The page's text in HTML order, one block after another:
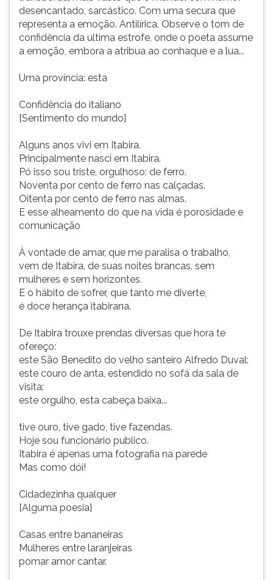
desencantado, sarcástico. Com uma secura que
representa a emoção. Antilírica. Observe o tom de
confidência da ultima estrofe, onde o poeta assume
a emoção, embora a atribua ao conhaque e a lua...
Uma província: esta
Confidência do italiano
[Sentimento do mundo]
Alguns anos vivi em Itabira.
Principalmente nasci em Itabira.
Pó isso sou triste, orgulhoso: de ferro.
Noventa por cento de ferro nas calçadas.
Oitenta por cento de ferro nas almas.
E esse alheamento do que na vida é porosidade e
comunicação
À vontade de amar, que me paralisa o trabalho,
vem de Itabira, de suas noites brancas, sem
mulheres e sem horizontes.
E o hábito de sofrer, que tanto me diverte,
é doce herança itabirana.
De Itabira trouxe prendas diversas que hora te
ofereço:
este São Benedito do velho santeiro Alfredo Duval:
este couro de anta, estendido no sofá da sala de
visita:
este orgulho, esta cabeça baixa...
tive ouro, tive gado, tive fazendas.
Hoje sou funcionário publico.
Itabira é apenas uma fotografia na parede
Mas como dói!
Cidadezinha qualquer
[Alguma poesia]
Casas entre bananeiras
Mulheres entre laranjeiras
pomar amor cantar.